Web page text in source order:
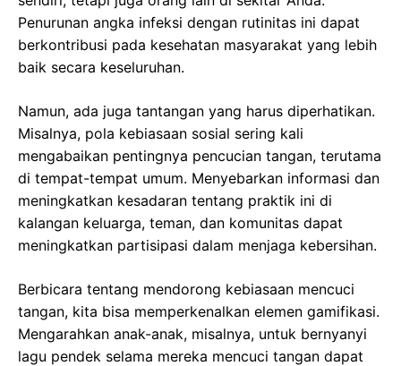
Penurunan angka infeksi dengan rutinitas ini dapat
berkontribusi pada kesehatan masyarakat yang lebih
baik secara keseluruhan.
Namun, ada juga tantangan yang harus diperhatikan.
Misalnya, pola kebiasaan sosial sering kali
mengabaikan pentingnya pencucian tangan, terutama
di tempat-tempat umum. Menyebarkan informasi dan
meningkatkan kesadaran tentang praktik ini di
kalangan keluarga, teman, dan komunitas dapat
meningkatkan partisipasi dalam menjaga kebersihan.
Berbicara tentang mendorong kebiasaan mencuci
tangan, kita bisa memperkenalkan elemen gamifikasi.
Mengarahkan anak-anak, misalnya, untuk bernyanyi
lagu pendek selama mereka mencuci tangan dapat